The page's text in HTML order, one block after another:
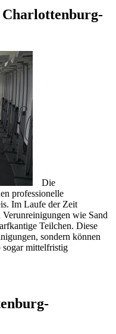
Charlottenburg-
Die
professionelle
Im Laufe der Zeit
wie Sand
Teilchen. Diese
sondern können
sogar mittelfristig